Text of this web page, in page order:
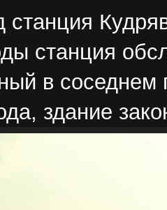
станция
в соседнем
здание